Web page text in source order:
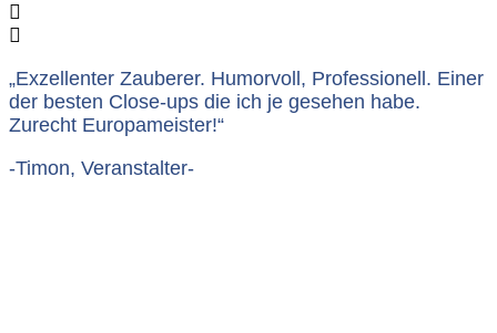
„Exzellenter Zauberer. Humorvoll, Professionell. Einer
der besten Close-ups die ich je gesehen habe.
Zurecht Europameister!“
-Timon, Veranstalter-